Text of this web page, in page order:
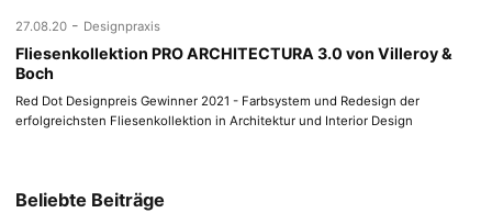
27.08.20 - Designpraxis
Fliesenkollektion PRO ARCHITECTURA 3.0 von Villeroy &
Boch
Red Dot Designpreis Gewinner 2021 - Farbsystem und Redesign der
erfolgreichsten Fliesenkollektion in Architektur und Interior Design
Beliebte Beiträge